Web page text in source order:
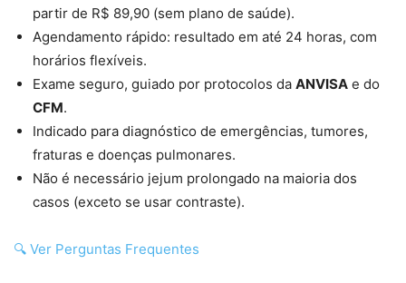
partir de R$ 89,90 (sem plano de saúde).
Agendamento rápido: resultado em até 24 horas, com
horários flexíveis.
Exame seguro, guiado por protocolos da ANVISA e do
CFM.
Indicado para diagnóstico de emergências, tumores,
fraturas e doenças pulmonares.
Não é necessário jejum prolongado na maioria dos
casos (exceto se usar contraste).
🔍 Ver Perguntas Frequentes